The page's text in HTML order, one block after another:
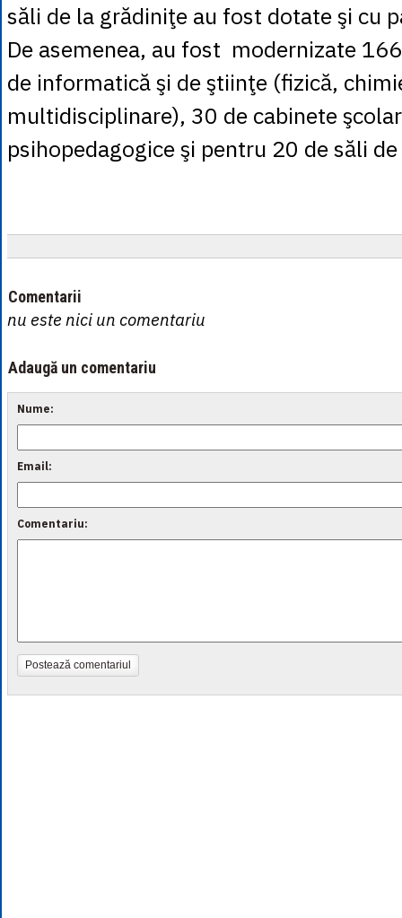
săli de la grădiniţe au fost dotate şi cu
De asemenea, au fost modernizate
de informatică şi de ştiinţe (fizică,
multidisciplinare), 30 de cabinete
psihopedagogice şi pentru 20 de săli
Comentarii
nu este nici un comentariu
Adaugă un comentariu
Nume:
Email:
Comentariu:
Postează comentariul